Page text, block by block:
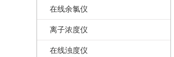
在线余氯仪
离子浓度仪
在线浊度仪